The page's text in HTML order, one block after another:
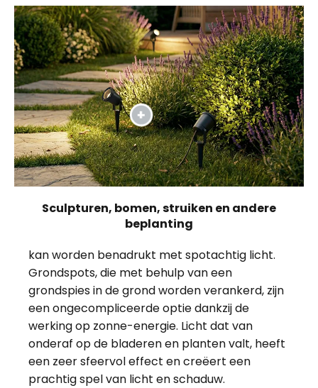
Sculpturen, bomen, struiken en andere
beplanting
kan worden benadrukt met spotachtig licht.
Grondspots, die met behulp van een
grondspies in de grond worden verankerd, zijn
een ongecompliceerde optie dankzij de
werking op zonne-energie. Licht dat van
onderaf op de bladeren en planten valt, heeft
een zeer sfeervol effect en creëert een
prachtig spel van licht en schaduw.